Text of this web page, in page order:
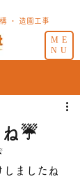
ME
NU
・ 造園工事
☔
しましたね